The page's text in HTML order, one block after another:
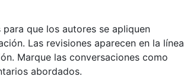
que los autores se apliquen
Las revisiones aparecen en la línea
Marque las conversaciones como
abordados.